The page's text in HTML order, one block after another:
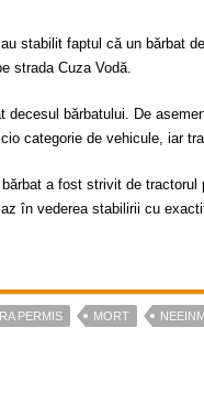
stabilit faptul că un bărbat
strada Cuza Vodă.
decesul bărbatului. De
categorie de vehicule, iar
a fost strivit de
în vederea stabilirii cu
PERMIS MORT